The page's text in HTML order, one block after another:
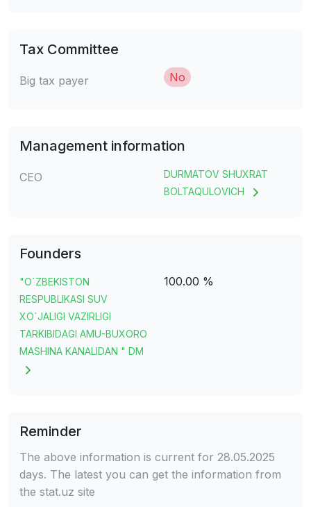
Tax Committee
Big tax payer No
Management information
CEO
DURMATOV SHUXRAT
BOLTAQULOVICH
Founders
"O`ZBEKISTON
RESPUBLIKASI SUV
XO`JALIGI VAZIRLIGI
TARKIBIDAGI AMU-BUXORO
MASHINA KANALIDAN " DM
100.00 %
Reminder
The above information is current for 28.05.2025
days. The latest you can get the information from
the stat.uz site